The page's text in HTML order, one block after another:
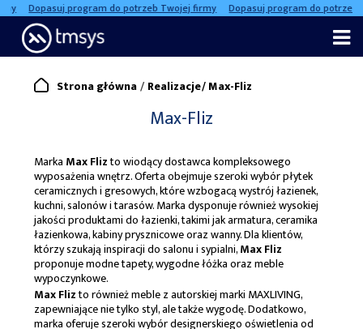
Dopasuj program do potrzeb Twojej firmy Dopasuj program do potrzeb
Strona główna/ Realizacje/Max-Fliz
Max-Fliz
Marka Max Flizto wiodący dostawca kompleksowego
wyposażenia wnętrz. Oferta obejmuje szeroki wybór płytek
ceramicznych i gresowych, które wzbogacą wystrój łazienek,
kuchni, salonów i tarasów. Marka dysponuje również wysokiej
jakości produktami do łazienki, takimi jak armatura, ceramika
łazienkowa, kabiny prysznicowe oraz wanny. Dla klientów,
którzy szukają inspiracji do salonu i sypialni,Max Fliz
proponuje modne tapety, wygodne łóżka oraz meble
wypoczynkowe.
Max Flizto również meble z autorskiej marki MAXLIVING,
zapewniające nie tylko styl, ale także wygodę. Dodatkowo,
marka oferuje szeroki wybór designerskiego oświetlenia od